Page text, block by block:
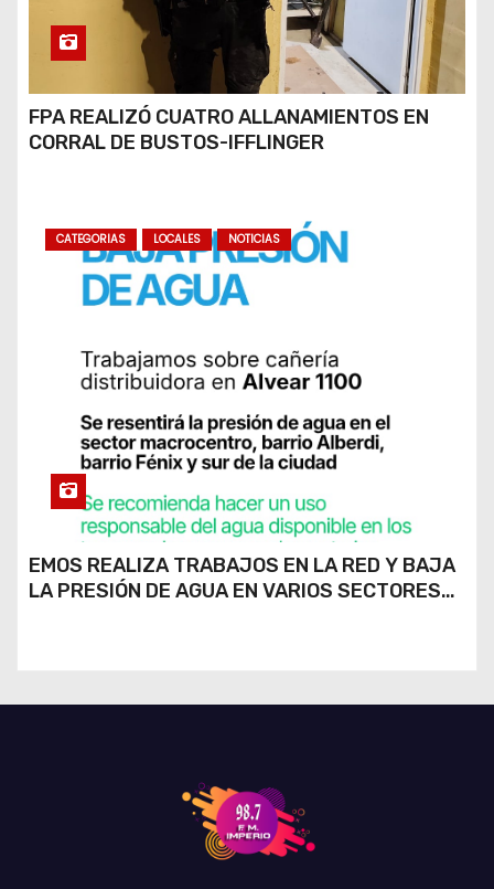
FPA REALIZÓ CUATRO ALLANAMIENTOS EN
CORRAL DE BUSTOS-IFFLINGER
CATEGORIAS LOCALES NOTICIAS
EMOS REALIZA TRABAJOS EN LA RED Y BAJA
LA PRESIÓN DE AGUA EN VARIOS SECTORES